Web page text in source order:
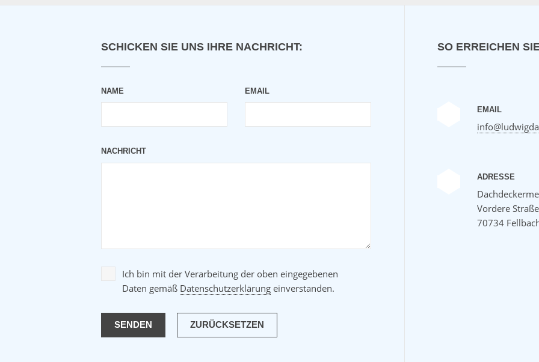
SCHICKEN SIE UNS IHRE NACHRICHT:
NAME EMAIL
NACHRICHT
Ich bin mit der Verarbeitung der oben eingegebenen
Daten gemäß Datenschutzerklärung einverstanden.
SO ERREICHEN
EMAIL
ADRESSE
Vordere
70734